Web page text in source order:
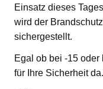
Einsatz dieses
wird der
sichergestellt.
Egal ob bei -15
für Ihre Sicherheit da.